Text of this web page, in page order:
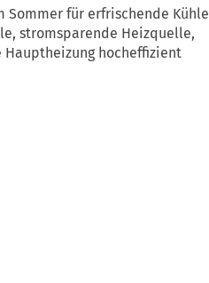
Sommer für erfrischende Kühle
stromsparende Heizquelle,
Hauptheizung hocheffizient